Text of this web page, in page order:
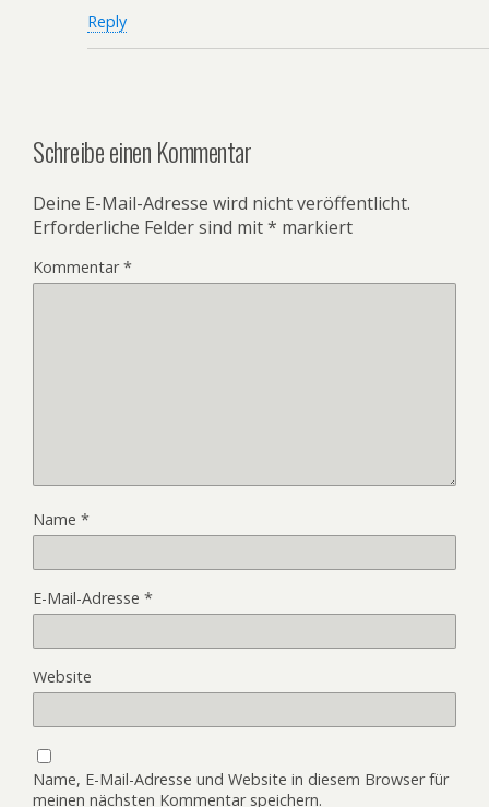
Reply
Schreibe einen Kommentar
Deine E-Mail-Adresse wird nicht veröffentlicht.
Erforderliche Felder sind mit* markiert
Kommentar*
Name *
E-Mail-Adresse *
Website
Name, E-Mail-Adresse und Website in diesem Browser für
meinen nächsten Kommentar speichern.